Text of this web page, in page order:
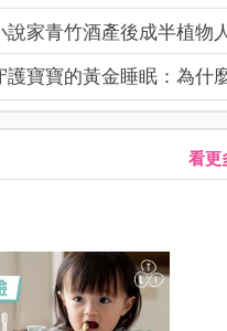
說家青竹酒產後成半植物
護寶寶的黃金睡眠：為什
看更